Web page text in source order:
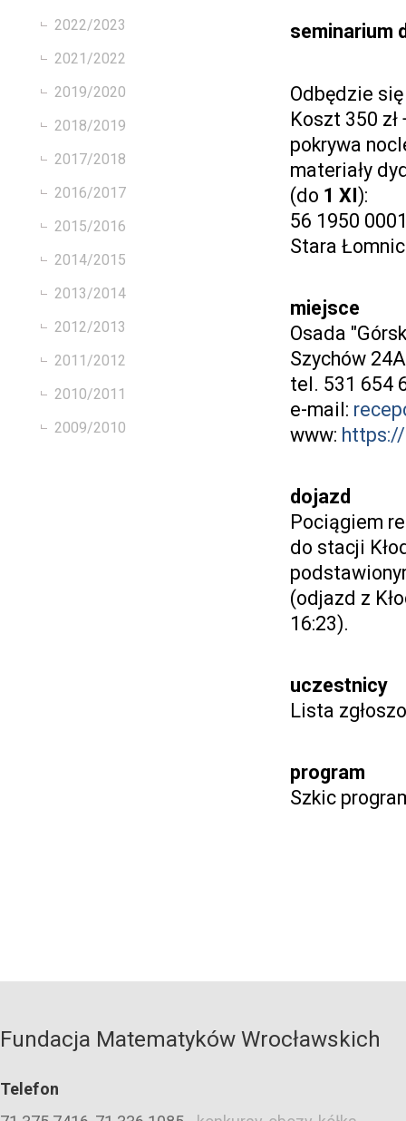
2022/2023
2021/2022
2019/2020
2018/2019
2017/2018
2016/2017
2015/2016
2014/2015
2013/2014
2012/2013
2011/2012
2010/2011
2009/2010
seminarium
Odbędzie
Koszt 350
pokrywa
materiały
(do 1 XI ):
56 1950
Stara
miejsce
Osada
Szychów
tel. 531 654
e-mail:
www:
dojazd
Pociągiem
do stacji
(odjazd z
16:23).
uczestnicy
Lista
program
Szkic
Fundacja Matematyków Wrocławskich
Telefon